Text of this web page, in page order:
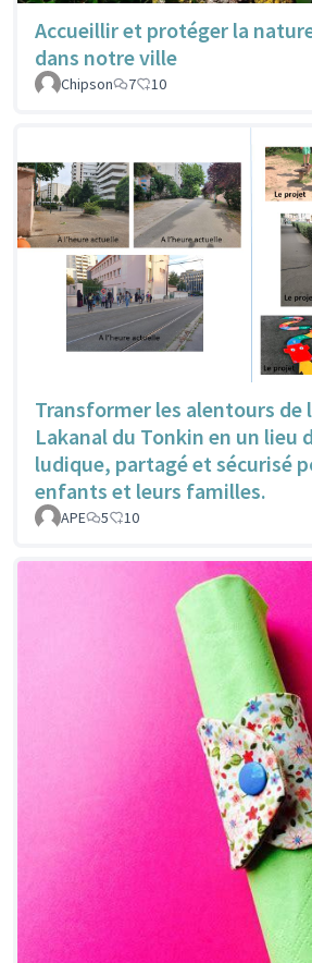
Accueillir et protéger la
dans notre ville
Chipson
7 10
Transformer les alentours de
Lakanal du Tonkin en un lieu
ludique, partagé et sécurisé
enfants et leurs familles.
APE 5 10